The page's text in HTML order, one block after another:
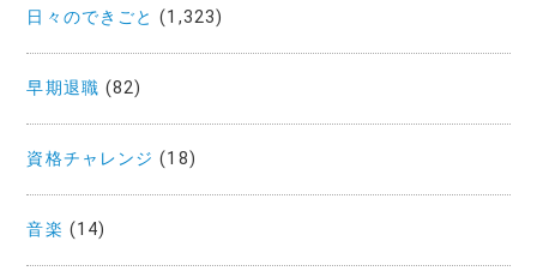
日々のできごと (1,323)
早期退職 (82)
資格チャレンジ (18)
音楽 (14)